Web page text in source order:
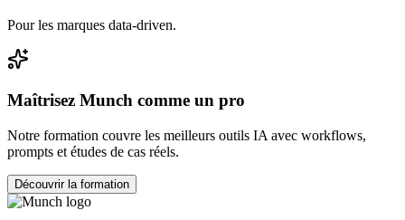
Pour les marques data-driven.
Maîtrisez Munch comme un pro
Notre formation couvre les meilleurs outils IA avec workflows,
prompts et études de cas réels.
Découvrir la formation